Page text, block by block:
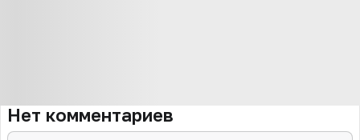
Нет комментариев